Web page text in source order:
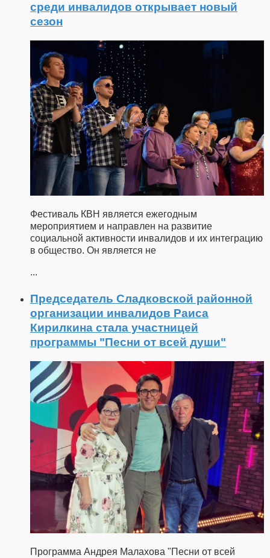
среди инвалидов открывает новый
сезон
Фестиваль КВН является ежегодным
мероприятием и направлен на развитие
социальной активности инвалидов и их интеграцию
в общество. Он является не
...
Председатель Сладковской районной
организации инвалидов Раиса
Кирилкина стала участницей
программы "Песни от всей души"
Программа Андрея Малахова "Песни от всей